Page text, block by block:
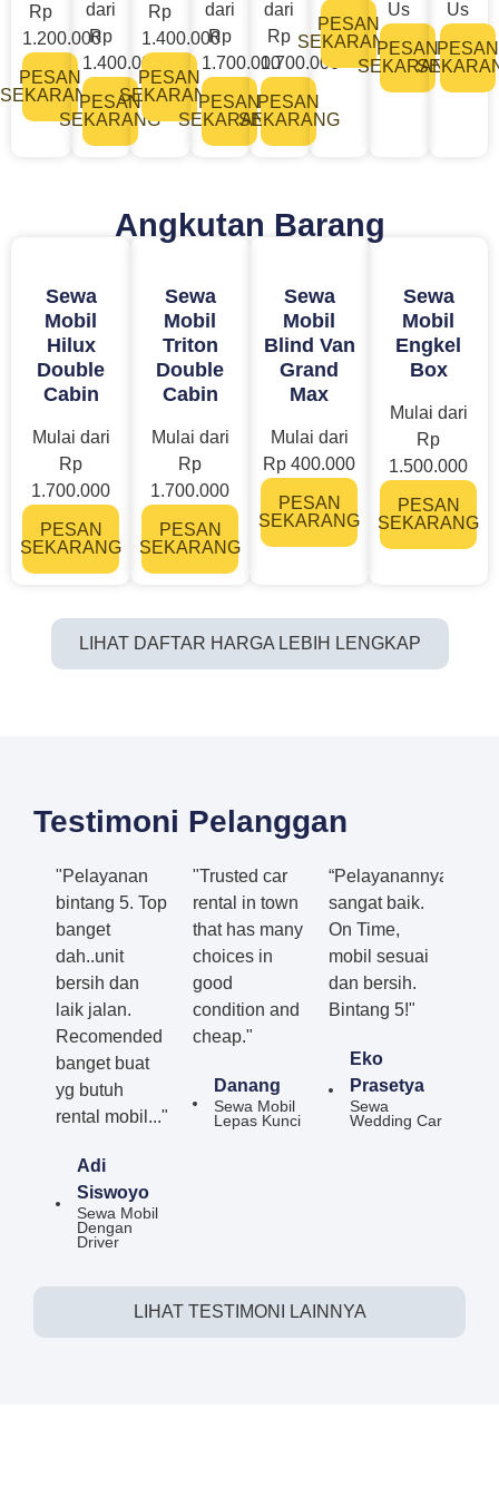
Rp
1.200.000
PESAN
SEKARANG
dari
Rp
1.400.000
PESAN
SEKARANG
Rp
1.400.000
PESAN
SEKARANG
dari
Rp
1.700.000
PESAN
SEKARANG
dari
Rp
1.700.000
PESAN
SEKARANG
PESAN
SEKARANG
Us
PESAN
SEKARANG
Us
PESAN
Angkutan Barang
Sewa
Mobil
Hilux
Double
Cabin
Mulai dari
Rp
1.700.000
PESAN
SEKARANG
Sewa
Mobil
Triton
Double
Cabin
Mulai dari
Rp
1.700.000
PESAN
SEKARANG
Sewa
Mobil
Blind Van
Grand
Max
Mulai dari
Rp 400.000
PESAN
SEKARANG
Sewa
Mobil
Engkel
Box
Mulai dari
Rp
1.500.000
PESAN
SEKARANG
LIHAT DAFTAR HARGA LEBIH LENGKAP
Testimoni Pelanggan
"Pelayanan
bintang 5. Top
banget
dah..unit
bersih dan
laik jalan.
Recomended
banget buat
yg butuh
rental mobil..."
Adi
Siswoyo
Sewa Mobil
Dengan
Driver
"Trusted car
rental in town
that has many
choices in
good
condition and
cheap."
Danang
Sewa Mobil
Lepas Kunci
“Pelayanannya
sangat baik.
On Time,
mobil sesuai
dan bersih.
Bintang 5!"
Eko
Prasetya
Sewa
Wedding Car
LIHAT TESTIMONI LAINNYA